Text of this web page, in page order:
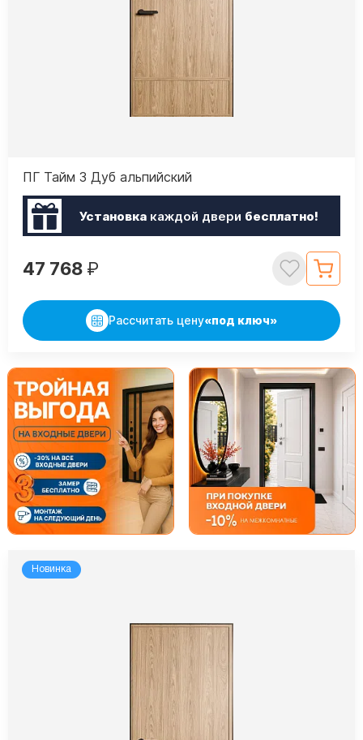
ПГ Тайм 3 Дуб альпийский
Установкакаждой двери бесплатно!
47 768 ₽
Рассчитать цену«под ключ»
Новинка